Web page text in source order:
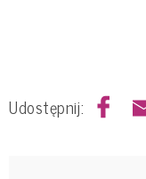
Udostępnij: